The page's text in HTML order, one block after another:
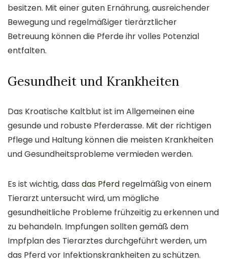
besitzen. Mit einer guten Ernährung, ausreichender
Bewegung und regelmäßiger tierärztlicher
Betreuung können die Pferde ihr volles Potenzial
entfalten.
Gesundheit und Krankheiten
Das Kroatische Kaltblut ist im Allgemeinen eine
gesunde und robuste Pferderasse. Mit der richtigen
Pflege und Haltung können die meisten Krankheiten
und Gesundheitsprobleme vermieden werden.
Es ist wichtig, dass das Pferd regelmäßig von einem
Tierarzt untersucht wird, um mögliche
gesundheitliche Probleme frühzeitig zu erkennen und
zu behandeln. Impfungen sollten gemäß dem
Impfplan des Tierarztes durchgeführt werden, um
das Pferd vor Infektionskrankheiten zu schützen.